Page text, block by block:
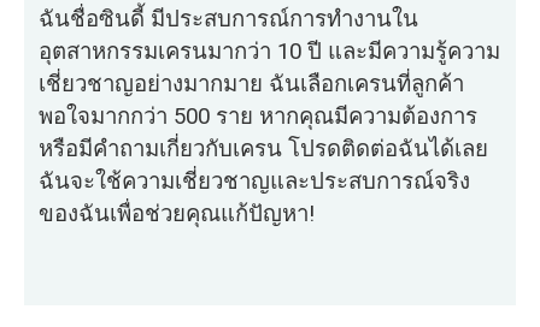
ฉันชื่อซินดี้ มีประสบการณ์การทำงานใน
อุตสาหกรรมเครนมากว่า 10 ปี และมีความรู้ความ
เชี่ยวชาญอย่างมากมาย ฉันเลือกเครนที่ลูกค้า
พอใจมากกว่า 500 ราย หากคุณมีความต้องการ
หรือมีคำถามเกี่ยวกับเครน โปรดติดต่อฉันได้เลย
ฉันจะใช้ความเชี่ยวชาญและประสบการณ์จริง
ของฉันเพื่อช่วยคุณแก้ปัญหา!